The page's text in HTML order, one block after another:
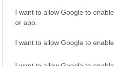
I want to allow Google to
or app.
I want to allow Google to